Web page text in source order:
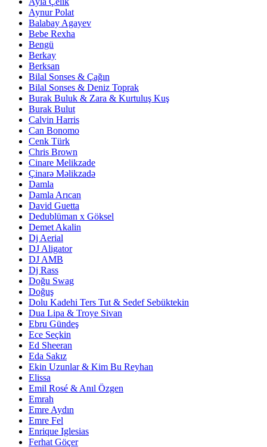
Aynur Polat
Balabay Agayev
Bebe Rexha
Bengü
Berkay
Berksan
Bilal Sonses & Çağın
Bilal Sonses & Deniz Toprak
Burak Buluk & Zara & Kurtuluş Kuş
Burak Bulut
Calvin Harris
Can Bonomo
Cenk Türk
Chris Brown
Cinare Melikzade
Çinarə Məlikzadə
Damla
Damla Arıcan
David Guetta
Dedublüman x Göksel
Demet Akalin
Dj Aerial
DJ Aligator
DJ AMB
Dj Rass
Doğu Swag
Doğuş
Dolu Kadehi Ters Tut & Sedef Sebüktekin
Dua Lipa & Troye Sivan
Ebru Gündeş
Ece Seçkin
Ed Sheeran
Eda Sakız
Ekin Uzunlar & Kim Bu Reyhan
Elissa
Emil Rosé & Anıl Özgen
Emrah
Emre Aydın
Emre Fel
Enrique Iglesias
Ferhat Göçer